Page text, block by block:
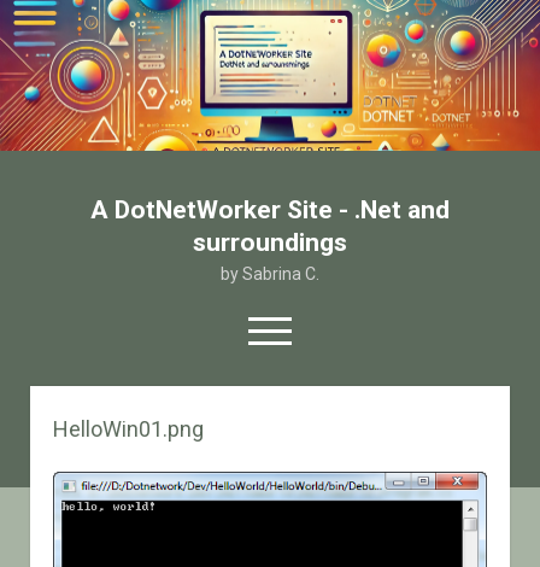
A DotNetWorker Site - .Net and
surroundings
by Sabrina C.
open
menu
twitterfacebook
email-form
Chi sono
HelloWin01.png